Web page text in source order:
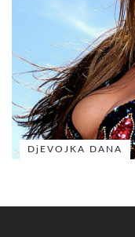
DjEVOJKA DANA